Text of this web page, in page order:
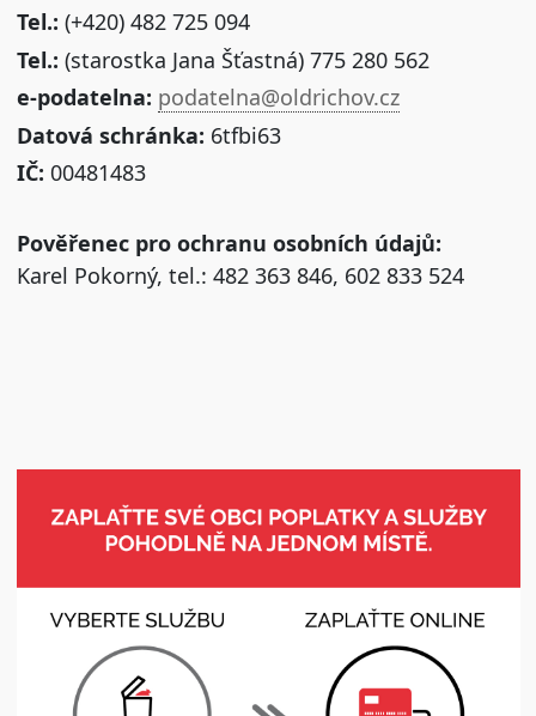
Tel.: (+420) 482 725 094
Tel.: (starostka Jana Šťastná) 775 280 562
e-podatelna: podatelna@oldrichov.cz
Datová schránka: 6tfbi63
IČ: 00481483
Pověřenec pro ochranu osobních údajů:
Karel Pokorný, tel.: 482 363 846, 602 833 524